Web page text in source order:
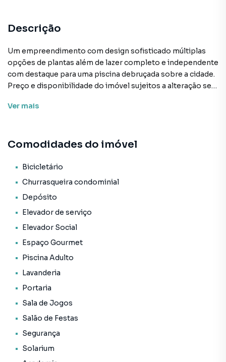
Descrição
Um empreendimento com design sofisticado múltiplas
opções de plantas além de lazer completo e independente
com destaque para uma piscina debruçada sobre a cidade.
Preço e disponibilidade do imóvel sujeitos a alteração sem
• Bar
• Churrasqueira condominial
• Coworking
• Elevador codificado
• Elevador de serviço
• Elevador social
• Lavanderia
• Piscina adulto
• Portaria
• Sala de jogos
• Segurança
• Solarium
• Status: Pronto novo
• Finalidade: Residencial
Ver mais
Comodidades do imóvel
Bicicletário
Churrasqueira condominial
Depósito
Elevador de serviço
Elevador Social
Espaço Gourmet
Piscina Adulto
Lavanderia
Portaria
Sala de Jogos
Salão de Festas
Segurança
Solarium